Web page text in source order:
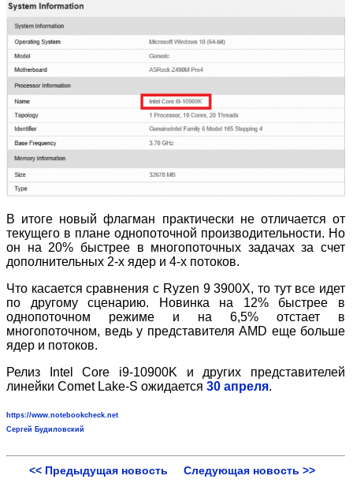
В итоге новый флагман практически не отличается от
текущего в плане однопоточной производительности. Но
он на 20% быстрее в многопоточных задачах за счет
дополнительных 2-х ядер и 4-х потоков.
Что касается сравнения с Ryzen 9 3900X, то тут все идет
по другому сценарию. Новинка на 12% быстрее в
однопоточном режиме и на 6,5% отстает в
многопоточном, ведь у представителя AMD еще больше
ядер и потоков.
Релиз Intel Core i9-10900K и других представителей
линейки Comet Lake-S ожидается 30 апреля.
https://www.notebookcheck.net
Сергей Будиловский
<< Предыдущая новость Следующая новость >>